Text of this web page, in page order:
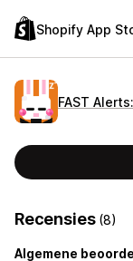
Shopify App
FAST
Recensies (8)
Algemene